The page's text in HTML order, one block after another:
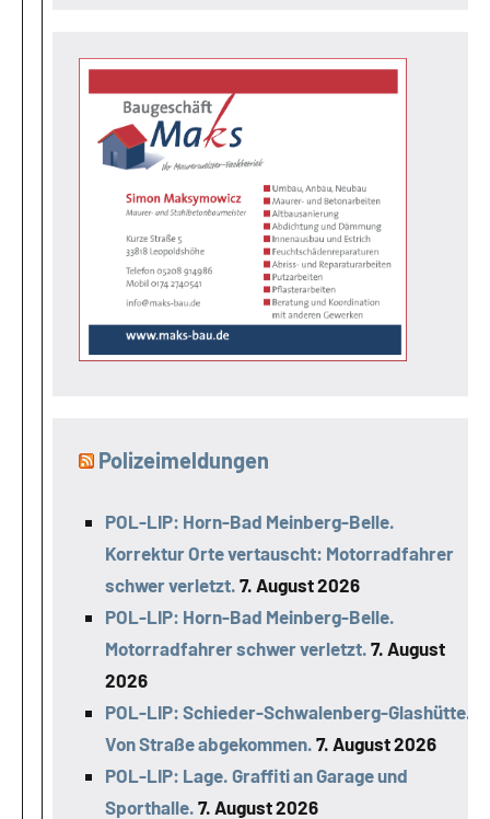
Polizeimeldungen
POL-LIP: Horn-Bad Meinberg-Belle.
Korrektur Orte vertauscht: Motorradfahrer
schwer verletzt. 7. August 2026
POL-LIP: Horn-Bad Meinberg-Belle.
Motorradfahrer schwer verletzt. 7. August
2026
POL-LIP: Schieder-Schwalenberg-Glashütte.
Von Straße abgekommen. 7. August 2026
POL-LIP: Lage. Graffiti an Garage und
Sporthalle. 7. August 2026